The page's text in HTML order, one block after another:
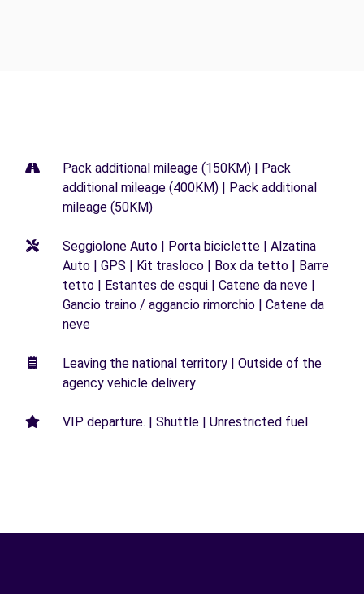
Pack additional mileage (150KM) | Pack
additional mileage (400KM) | Pack additional
mileage (50KM)
Seggiolone Auto | Porta biciclette | Alzatina
Auto | GPS | Kit trasloco | Box da tetto | Barre
tetto | Estantes de esqui | Catene da neve |
Gancio traino / aggancio rimorchio | Catene da
neve
Leaving the national territory | Outside of the
agency vehicle delivery
VIP departure. | Shuttle | Unrestricted fuel